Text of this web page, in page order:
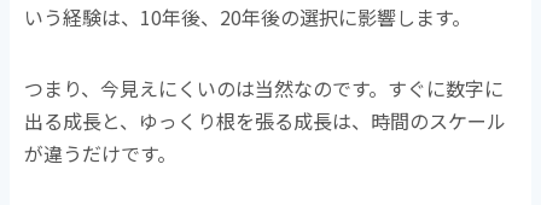
いう経験は、10年後、20年後の選択に影響します。
つまり、今見えにくいのは当然なのです。すぐに数字に
出る成長と、ゆっくり根を張る成長は、時間のスケール
が違うだけです。